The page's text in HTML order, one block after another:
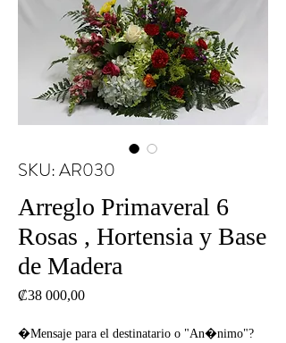
SKU: AR030
Arreglo Primaveral 6
Rosas , Hortensia y Base
de Madera
₡38 000,00Precio
�Mensaje para el destinatario o "An�nimo"?